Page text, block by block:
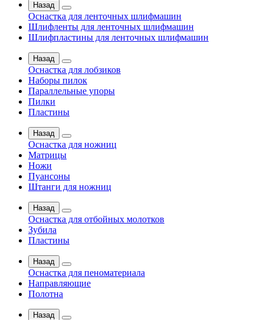
Назад
Оснастка для ленточных шлифмашин
Шлифленты для ленточных шлифмашин
Шлифпластины для ленточных шлифмашин
Назад
Оснастка для лобзиков
Наборы пилок
Параллельные упоры
Пилки
Пластины
Назад
Оснастка для ножниц
Матрицы
Ножи
Пуансоны
Штанги для ножниц
Назад
Оснастка для отбойных молотков
Зубила
Пластины
Назад
Оснастка для пеноматериала
Направляющие
Полотна
Назад